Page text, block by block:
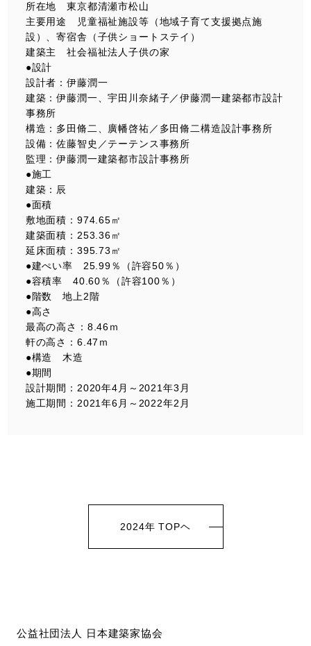
所在地 東京都清瀬市松山
主要用途 児童福祉施設等（地域子育て支援拠点施
設）、寄宿舎（子供ショートステイ）
建築主 社会福祉法人子供の家
●設計
設計者：伊藤潤一
建築：伊藤潤一、宇田川奈緒子／伊藤潤一建築都市設計
事務所
構造：多田脩二、廣幡啓祐／多田脩二構造設計事務所
設備：佐藤智史／テーテンス事務所
監理：伊藤潤一建築都市設計事務所
●施工
建築：辰
●面積
敷地⾯積：974.65㎡
建築⾯積：253.36㎡
延床⾯積：395.73㎡
●建ぺい率 25.99％（許容50％）
●容積率 40.60％（許容100％）
●階数 地上2階
●高さ
最⾼の⾼さ：8.46ｍ
軒の⾼さ：6.47ｍ
●構造 木造
●期間
設計期間：2020年4⽉～2021年3⽉
施⼯期間：2021年6⽉～2022年2⽉
2024年 TOPヘ
公益社団法人 日本建築家協会